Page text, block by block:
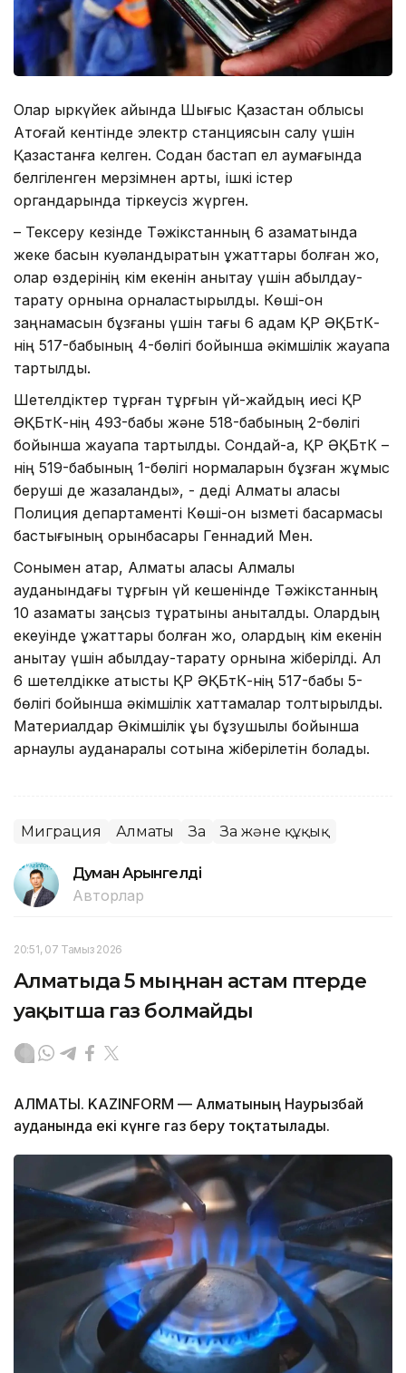
Олар қыркүйек айында Шығыс Қазақстан облысы
Ақтоғай кентінде электр станциясын салу үшін
Қазақстанға келген. Содан бастап ел аумағында
белгіленген мерзімнен артық, ішкі істер
органдарында тіркеусіз жүрген.
– Тексеру кезінде Тәжікстанның 6 азаматында
жеке басын куәландыратын құжаттары болған жоқ,
олар өздерінің кім екенін анықтау үшін қабылдау-
тарату орнына орналастырылды. Көші-қон
заңнамасын бұзғаны үшін тағы 6 адам ҚР ӘҚБтК-
нің 517-бабының 4-бөлігі бойынша әкімшілік жауапқа
тартылды.
Шетелдіктер тұрған тұрғын үй-жайдың иесі ҚР
ӘҚБтК-нің 493-бабы және 518-бабының 2-бөлігі
бойынша жауапқа тартылды. Сондай-ақ, ҚР ӘҚБтК –
нің 519-бабының 1-бөлігі нормаларын бұзған жұмыс
беруші де жазаланды», - деді Алматы қаласы
Полиция департаменті Көші-қон қызметі басқармасы
бастығының орынбасары Геннадий Мен.
Сонымен қатар, Алматы қаласы Алмалы
ауданындағы тұрғын үй кешенінде Тәжікстанның
10 азаматы заңсыз тұратыны анықталды. Олардың
екеуінде құжаттары болған жоқ, олардың кім екенін
анықтау үшін қабылдау-тарату орнына жіберілді. Ал
6 шетелдікке қатысты ҚР ӘҚБтК-нің 517-бабы 5-
бөлігі бойынша әкімшілік хаттамалар толтырылды.
Материалдар Әкімшілік құқық бұзушылық бойынша
арнаулы ауданаралық сотына жіберілетін болады.
Миграция Алматы Заң Заң және құқық
Думан Арғынгелді
Авторлар
20:51, 07 Тамыз 2026
Алматыда 5 мыңнан астам пәтерде
уақытша газ болмайды
АЛМАТЫ. KAZINFORM — Алматының Наурызбай
ауданында екі күнге газ беру тоқтатылады.